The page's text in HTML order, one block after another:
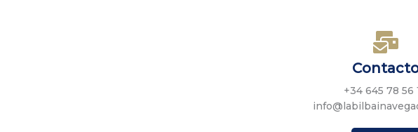
+34 645 78 56